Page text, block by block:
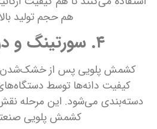
هم حجم تولید
۴. سورتینگ و درجه‌بندی
کشمش پلویی پس از خشک‌شدن،
کیفیت دانه‌ها توسط
دسته‌بندی می‌شود. این مرحله
کشمش پلویی